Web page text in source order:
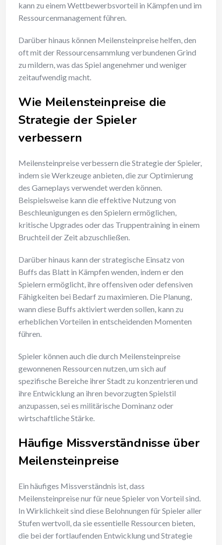
kann zu einem Wettbewerbsvorteil in Kämpfen und im
Ressourcenmanagement führen.
Darüber hinaus können Meilensteinpreise helfen, den
oft mit der Ressourcensammlung verbundenen Grind
zu mildern, was das Spiel angenehmer und weniger
zeitaufwendig macht.
Wie Meilensteinpreise die
Strategie der Spieler
verbessern
Meilensteinpreise verbessern die Strategie der Spieler,
indem sie Werkzeuge anbieten, die zur Optimierung
des Gameplays verwendet werden können.
Beispielsweise kann die effektive Nutzung von
Beschleunigungen es den Spielern ermöglichen,
kritische Upgrades oder das Truppentraining in einem
Bruchteil der Zeit abzuschließen.
Darüber hinaus kann der strategische Einsatz von
Buffs das Blatt in Kämpfen wenden, indem er den
Spielern ermöglicht, ihre offensiven oder defensiven
Fähigkeiten bei Bedarf zu maximieren. Die Planung,
wann diese Buffs aktiviert werden sollen, kann zu
erheblichen Vorteilen in entscheidenden Momenten
führen.
Spieler können auch die durch Meilensteinpreise
gewonnenen Ressourcen nutzen, um sich auf
spezifische Bereiche ihrer Stadt zu konzentrieren und
ihre Entwicklung an ihren bevorzugten Spielstil
anzupassen, sei es militärische Dominanz oder
wirtschaftliche Stärke.
Häufige Missverständnisse über
Meilensteinpreise
Ein häufiges Missverständnis ist, dass
Meilensteinpreise nur für neue Spieler von Vorteil sind.
In Wirklichkeit sind diese Belohnungen für Spieler aller
Stufen wertvoll, da sie essentielle Ressourcen bieten,
die bei der fortlaufenden Entwicklung und Strategie